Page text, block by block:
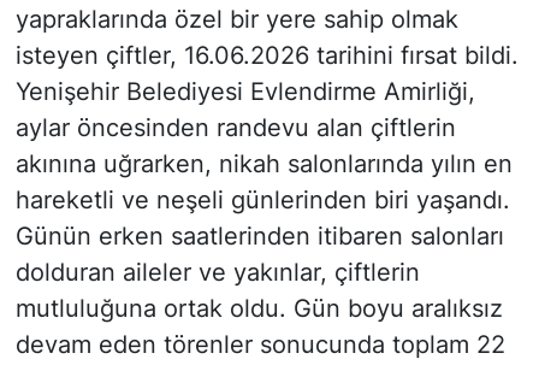
yapraklarında özel bir yere sahip olmak
isteyen çiftler, 16.06.2026 tarihini fırsat bildi.
Yenişehir Belediyesi Evlendirme Amirliği,
aylar öncesinden randevu alan çiftlerin
akınına uğrarken, nikah salonlarında yılın en
hareketli ve neşeli günlerinden biri yaşandı.
Günün erken saatlerinden itibaren salonları
dolduran aileler ve yakınlar, çiftlerin
mutluluğuna ortak oldu. Gün boyu aralıksız
devam eden törenler sonucunda toplam 22